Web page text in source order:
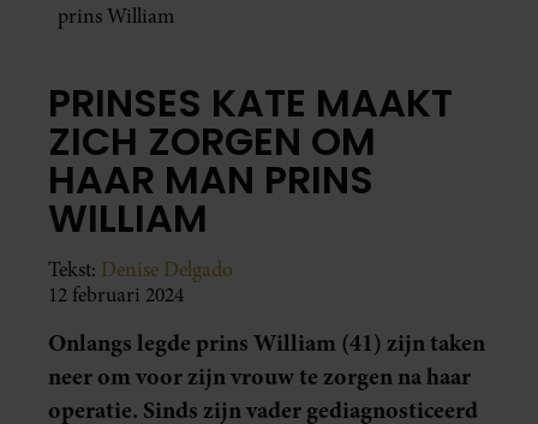
prins William
PRINSES KATE MAAKT
ZICH ZORGEN OM
HAAR MAN PRINS
WILLIAM
Tekst: Denise Delgado
12 februari 2024
Onlangs legde prins William (41) zijn taken
neer om voor zijn vrouw te zorgen na haar
operatie. Sinds zijn vader gediagnosticeerd